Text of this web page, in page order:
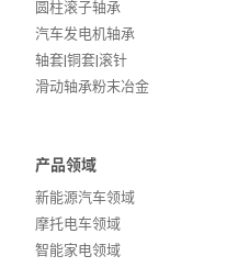
圆柱滚子轴承
汽车发电机轴承
轴套|铜套|滚针
滑动轴承粉末冶金
产品领域
新能源汽车领域
摩托电车领域
智能家电领域